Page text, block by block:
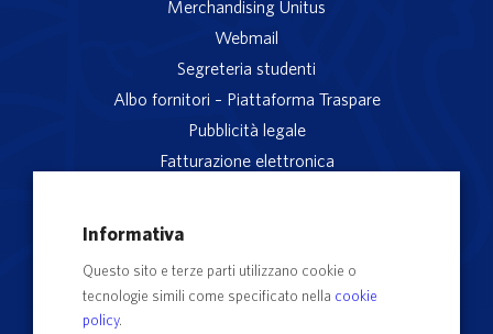
Merchandising Unitus
Webmail
Segreteria studenti
Albo fornitori – Piattaforma Traspare
Pubblicità legale
Fatturazione elettronica
Servizio reclami
Informativa
Questo sito e terze parti utilizzano cookie o
tecnologie simili come specificato nella cookie
policy.